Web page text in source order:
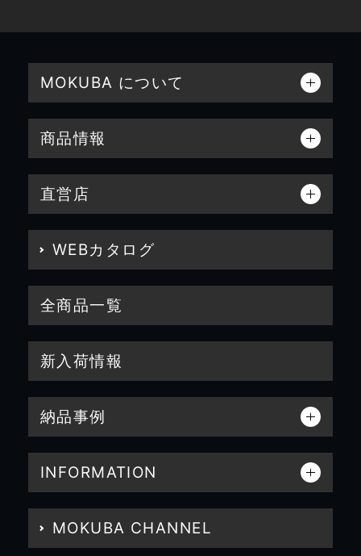
MOKUBA について
商品情報
直営店
WEBカタログ
全商品一覧
新入荷情報
納品事例
INFORMATION
MOKUBA CHANNEL